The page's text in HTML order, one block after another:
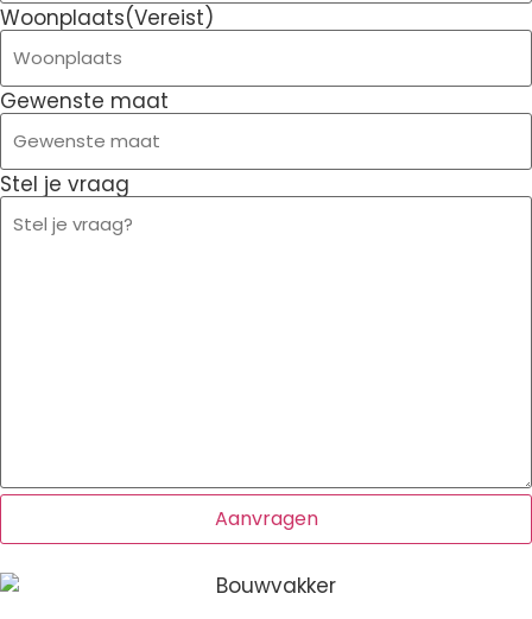
Woonplaats(Vereist)
Gewenste maat
Stel je vraag